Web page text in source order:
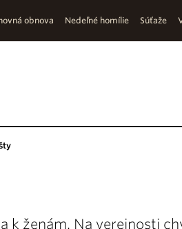
obnova Nedeľné homílie Súťaže
k ženám. Na verejnosti